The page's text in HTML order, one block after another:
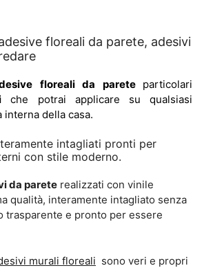
floreali da parete, adesivi
floreali da parete particolari
che potrai applicare su qualsiasi
della casa.
intagliati pronti per
con stile moderno.
da parete realizzati con vinile
qualità, interamente intagliato senza
trasparente e pronto per essere
murali floreali sono veri e propri